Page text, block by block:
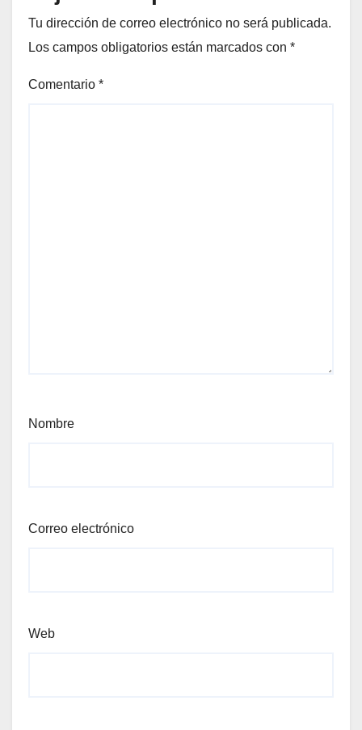
Tu dirección de correo electrónico no será publicada.
Los campos obligatorios están marcados con *
Comentario *
Nombre
Correo electrónico
Web